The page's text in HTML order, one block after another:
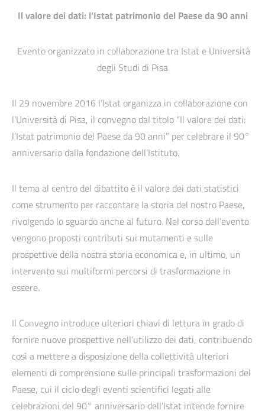
Il valore dei dati: l’Istat patrimonio del Paese da 90 anni
Evento organizzato in collaborazione tra Istat e Università
degli Studi di Pisa
Il 29 novembre 2016 l’Istat organizza in collaborazione con
l’Università di Pisa, il convegno dal titolo “Il valore dei dati:
l’Istat patrimonio del Paese da 90 anni” per celebrare il 90°
anniversario dalla fondazione dell’Istituto.
Il tema al centro del dibattito è il valore dei dati statistici
come strumento per raccontare la storia del nostro Paese,
rivolgendo lo sguardo anche al futuro. Nel corso dell’evento
vengono proposti contributi sui mutamenti e sulle
prospettive della nostra storia economica e, in ultimo, un
intervento sui multiformi percorsi di trasformazione in
essere.
Il Convegno introduce ulteriori chiavi di lettura in grado di
fornire nuove prospettive nell’utilizzo dei dati, contribuendo
così a mettere a disposizione della collettività ulteriori
elementi di comprensione sulle principali trasformazioni del
Paese, cui il ciclo degli eventi scientifici legati alle
celebrazioni del 90° anniversario dell’Istat intende fornire